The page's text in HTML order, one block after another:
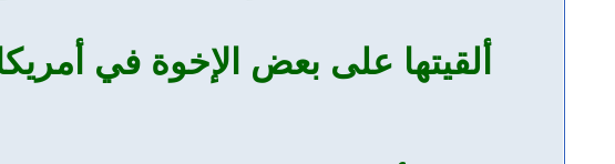
ألقيتها على بعض الإخوة في أمريكا